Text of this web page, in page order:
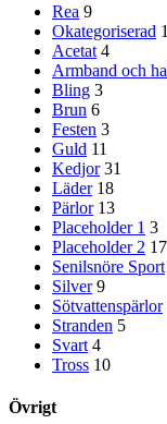
Rea 9
Okategoriserad 1
Acetat 4
Armband och
Bling 3
Brun 6
Festen 3
Guld 11
Kedjor 31
Läder 18
Pärlor 13
Placeholder 1 3
Placeholder 2 17
Senilsnöre Sport
Silver 9
Sötvattenspärlor
Stranden 5
Svart 4
Tross 10
Övrigt